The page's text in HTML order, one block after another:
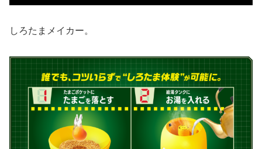
しろたまメイカー。